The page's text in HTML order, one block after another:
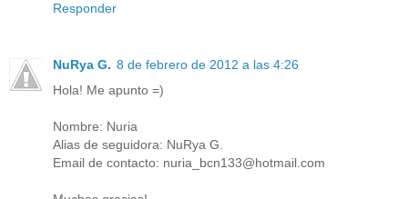
Responder
NuRya G. 8 de febrero de 2012 a las 4:26
Hola! Me apunto =)
Nombre: Nuria
Alias de seguidora: NuRya G.
Email de contacto: nuria_bcn133@hotmail.com